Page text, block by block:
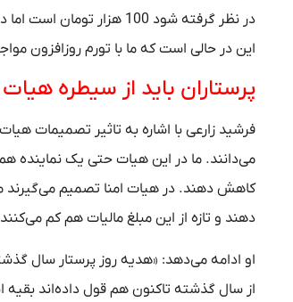
این در حالی است که ما با تورم روزافزون
پرستاران باید از سیطره
فرشید زارعی با اشاره به تاثیر تصمیمات
دهند و تازه از این مبلغ مالیات هم کم
از سال گذشته تاکنون هم قول داده‌اند بقیه